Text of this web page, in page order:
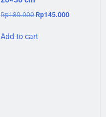
Rp180.000 Original
was:
Rp145.000Current
Add to cart